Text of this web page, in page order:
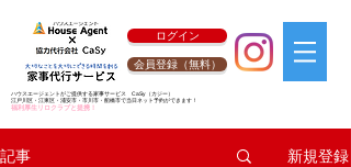
ログイン
会員登録（無料）
ハウスエージェントがご提供する家事サービス CaSy （カジー）
江戸川区・江東区・浦安市・市川市・船橋市で当日ネット予約ができます！
福利厚生リロクラブと提携！
記事 新規登録